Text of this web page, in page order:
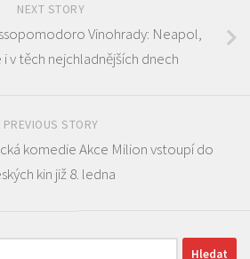
NEXT STORY
Vinohrady: Neapol,
v těch nejchladnějších dnech
PREVIOUS STORY
komedie Akce Milion vstoupí do
kin již 8. ledna